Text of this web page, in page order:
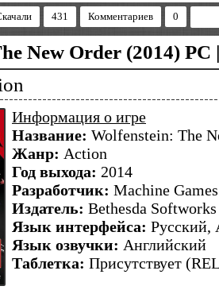
431 Комментариев 0
New Order (2014) PC
Информация о игре
Название: Wolfenstein: The
Жанр: Action
Год выхода: 2014
Разработчик: Machine Games
Издатель: Bethesda Softworks
Язык интерфейса: Русский,
Язык озвучки: Английский
Таблетка: Присутствует